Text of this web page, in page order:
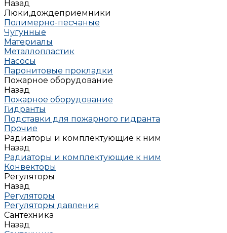
Назад
Люки,дождеприемники
Полимерно-песчаные
Чугунные
Материалы
Металлопластик
Насосы
Паронитовые прокладки
Пожарное оборудование
Назад
Пожарное оборудование
Гидранты
Подставки для пожарного гидранта
Прочие
Радиаторы и комплектующие к ним
Назад
Радиаторы и комплектующие к ним
Конвекторы
Регуляторы
Назад
Регуляторы
Регуляторы давления
Сантехника
Назад